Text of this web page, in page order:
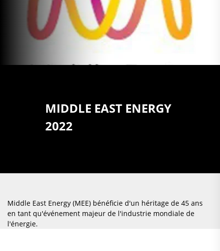
MIDDLE EAST ENERGY
2022
Middle East Energy (MEE) bénéficie d'un héritage de 45 ans
en tant qu'événement majeur de l'industrie mondiale de
l'énergie.